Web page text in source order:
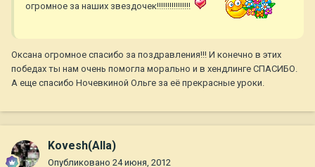
огромное за наших звездочек!!!!!!!!!!!!!!!!
Оксана огромное спасибо за поздравления!!! И конечно в этих
победах ты нам очень помогла морально и в хендлинге СПАСИБО.
А еще спасибо Ночевкиной Ольге за её прекрасные уроки.
Kovesh(Alla)
Опубликовано 24 июня, 2012